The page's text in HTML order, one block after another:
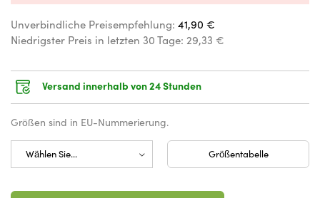
Unverbindliche Preisempfehlung: 41,90 €
Niedrigster Preis in letzten 30 Tage: 29,33 €
Versand innerhalb von 24 Stunden
Größen sind in EU-Nummerierung.
Größentabelle